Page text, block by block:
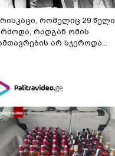
რომელიც 29 წელი
რადგან ომის
არ სჯეროდა...